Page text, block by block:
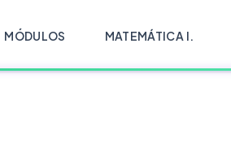
MÓDULOS MATEMÁTICA I.